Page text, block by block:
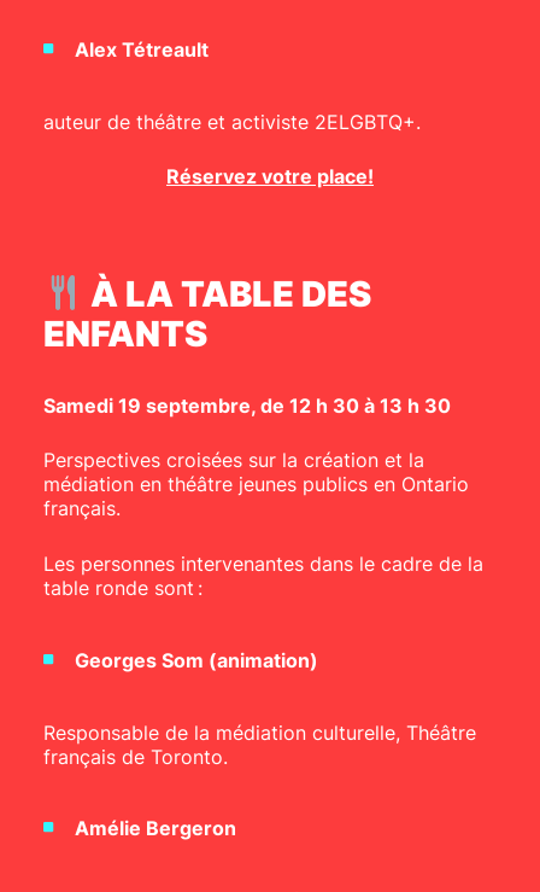
Alex Tétreault
auteur de théâtre et activiste 2ELGBTQ+.
Réservez votre place!
À LA TABLE DES
ENFANTS
Samedi 19 septembre, de 12 h 30 à 13 h 30
Perspectives croisées sur la création et la
médiation en théâtre jeunes publics en Ontario
français.
Les personnes intervenantes dans le cadre de la
table ronde sont :
Georges Som (animation)
Responsable de la médiation culturelle, Théâtre
français de Toronto.
Amélie Bergeron